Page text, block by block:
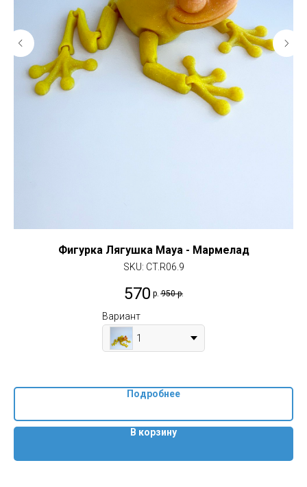
Фигурка Лягушка Maya - Мармелад
SKU: CT.R06.9
570 р. 950 р.
Вариант
1
Подробнее
В корзину